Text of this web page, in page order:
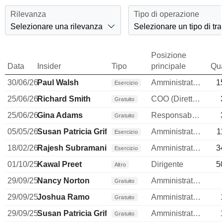
Rilevanza
Selezionare una rilevanza
Tipo di operazione
Selezionare un tipo di
Data Insider Tipo
Posizione
principale
30/06/26Paul Walsh Esercizio Amministratore
25/06/26Richard Smith Gratuito COO (Direttore operativo)
25/06/26Gina Adams Gratuito Responsabile affari legali
05/05/26Susan Patricia GriffithEsercizio Amministratore
18/02/26Rajesh SubramaniamEsercizio Amministratore delegato
01/10/25Kawal Preet Altro Dirigente
29/09/25Nancy Norton Gratuito
Amministratore
29/09/25Joshua Ramo Gratuito Amministratore
29/09/25Susan Patricia GriffithGratuito Amministratore